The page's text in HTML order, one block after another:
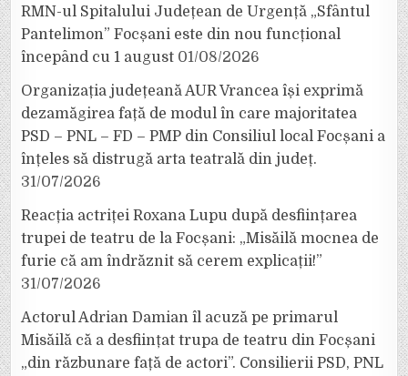
RMN-ul Spitalului Județean de Urgență „Sfântul
Pantelimon” Focșani este din nou funcțional
începând cu 1 august 01/08/2026
Organizația județeană AUR Vrancea își exprimă
dezamăgirea față de modul în care majoritatea
PSD – PNL – FD – PMP din Consiliul local Focșani a
înțeles să distrugă arta teatrală din județ.
31/07/2026
Reacția actriței Roxana Lupu după desființarea
trupei de teatru de la Focșani: „Misăilă mocnea de
furie că am îndrăznit să cerem explicații!”
31/07/2026
Actorul Adrian Damian îl acuză pe primarul
Misăilă că a desființat trupa de teatru din Focșani
„din răzbunare față de actori”. Consilierii PSD, PNL